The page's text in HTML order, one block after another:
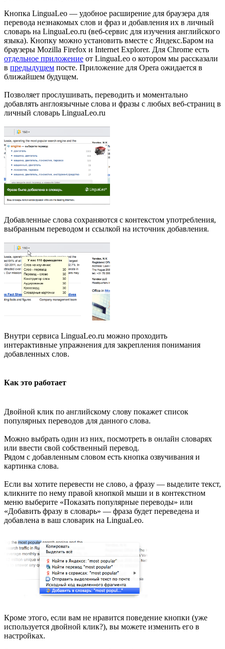
Кнопка LinguaLeo — удобное расширение для браузера для
перевода незнакомых слов и фраз и добавления их в личный
словарь на LinguaLeo.ru (веб-сервис для изучения английского
языка). Кнопку можно установить вместе с Яндекс.Баром на
браузеры Mozilla Firefox и Internet Explorer. Для Chrome есть
отдельное приложение от LinguaLeo о котором мы рассказали
в предыдущем посте. Приложение для Opera ожидается в
ближайшем будущем.
Позволяет прослушивать, переводить и моментально
добавлять англоязычные слова и фразы с любых веб-страниц в
личный словарь LinguaLeo.ru
Добавленные слова сохраняются с контекстом употребления,
выбранным переводом и ссылкой на источник добавления.
Внутри сервиса LinguaLeo.ru можно проходить
интерактивные упражнения для закрепления понимания
добавленных слов.
Как это работает
Двойной клик по английскому слову покажет список
популярных переводов для данного слова.
Можно выбрать один из них, посмотреть в онлайн словарях
или ввести свой собственный перевод.
Рядом с добавленным словом есть кнопка озвучивания и
картинка слова.
Если вы хотите перевести не слово, а фразу — выделите текст,
кликните по нему правой кнопкой мыши и в контекстном
меню выберите «Показать популярные переводы» или
«Добавить фразу в словарь» — фраза будет переведена и
добавлена в ваш словарик на LinguaLeo.
Кроме этого, если вам не нравится поведение кнопки (уже
используется двойной клик?), вы можете изменить его в
настройках.